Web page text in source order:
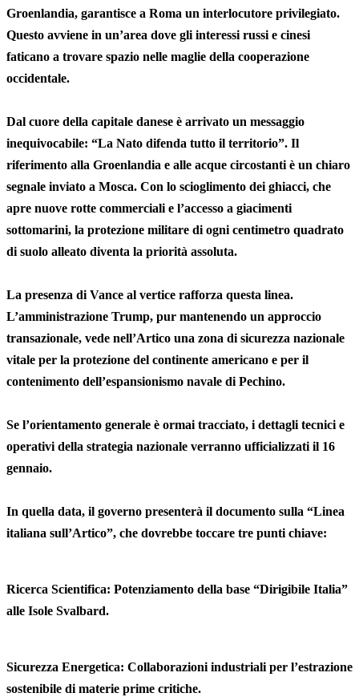
Groenlandia, garantisce a Roma un interlocutore privilegiato.
Questo avviene in un’area dove gli interessi russi e cinesi
faticano a trovare spazio nelle maglie della cooperazione
occidentale.
Dal cuore della capitale danese è arrivato un messaggio
inequivocabile: “La Nato difenda tutto il territorio”. Il
riferimento alla Groenlandia e alle acque circostanti è un chiaro
segnale inviato a Mosca. Con lo scioglimento dei ghiacci, che
apre nuove rotte commerciali e l’accesso a giacimenti
sottomarini, la protezione militare di ogni centimetro quadrato
di suolo alleato diventa la priorità assoluta.
La presenza di Vance al vertice rafforza questa linea.
L’amministrazione Trump, pur mantenendo un approccio
transazionale, vede nell’Artico una zona di sicurezza nazionale
vitale per la protezione del continente americano e per il
contenimento dell’espansionismo navale di Pechino.
Se l’orientamento generale è ormai tracciato, i dettagli tecnici e
operativi della strategia nazionale verranno ufficializzati il 16
gennaio.
In quella data, il governo presenterà il documento sulla “Linea
italiana sull’Artico”, che dovrebbe toccare tre punti chiave:
Ricerca Scientifica: Potenziamento della base “Dirigibile Italia”
alle Isole Svalbard.
Sicurezza Energetica: Collaborazioni industriali per l’estrazione
sostenibile di materie prime critiche.